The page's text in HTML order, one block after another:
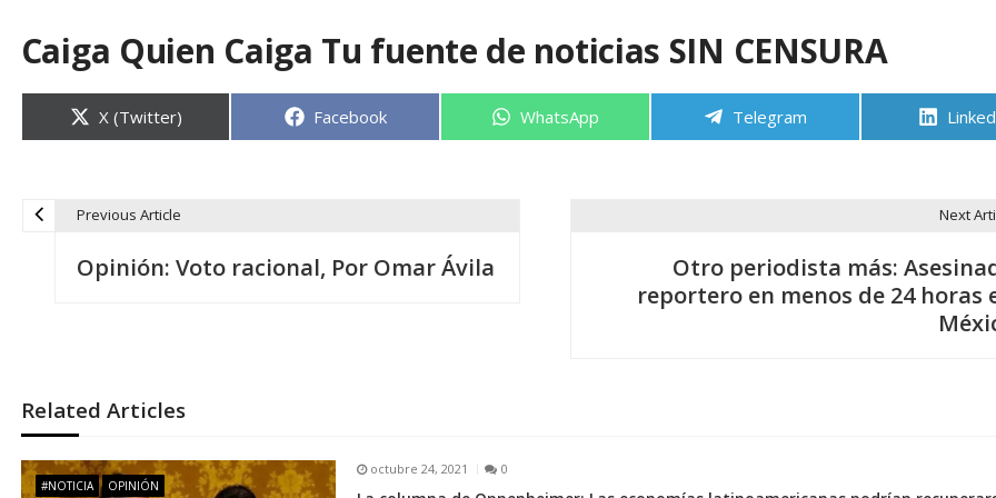
Caiga Quien Caiga Tu fuente de noticias SIN CENSURA
Compartir
en
X (Twitter) Compartir
Facebook Compartir
WhatsApp Compartir
Telegram
e
g
Previous Article
Opinión: Voto racional, Por Omar Ávila
Next
Otro periodista más:
reportero en menos de 24 horas
Related Articles
#NOTICIA OPINIÓN
octubre 24, 2021 0